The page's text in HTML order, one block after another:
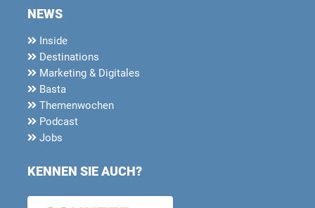
NEWS
Inside
Destinations
Marketing & Digitales
Basta
Themenwochen
Podcast
Jobs
KENNEN SIE AUCH?